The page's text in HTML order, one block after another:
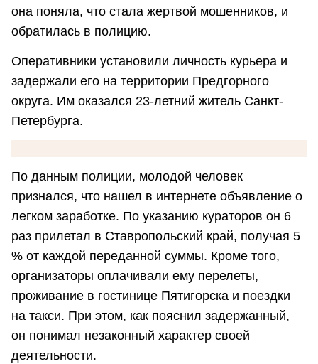
она поняла, что стала жертвой мошенников, и
обратилась в полицию.
Оперативники установили личность курьера и
задержали его на территории Предгорного
округа. Им оказался 23-летний житель Санкт-
Петербурга.
По данным полиции, молодой человек
признался, что нашел в интернете объявление о
легком заработке. По указанию кураторов он 6
раз прилетал в Ставропольский край, получая 5
% от каждой переданной суммы. Кроме того,
организаторы оплачивали ему перелеты,
проживание в гостинице Пятигорска и поездки
на такси. При этом, как пояснил задержанный,
он понимал незаконный характер своей
деятельности.